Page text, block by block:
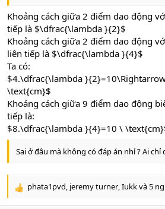
22,8 cm
D.12,5 cm
Khoảng cách giữa 2 điểm dao động
tiếp là $\dfrac{\lambda }{2}$
Khoảng cách giữa 2 điểm dao động
liên tiếp là $\dfrac{\lambda }{4}$
Ta có:
$4.\dfrac{\lambda
\text{cm}$
Khoảng cách giữa 9 điểm dao động
tiếp là:
$8.\dfrac{\lambda }{4}=10 \
Sai ở đâu mà không có đáp án nhỉ ? Ai
R
phata1pvd, jeremy turner,Iukkvà 5